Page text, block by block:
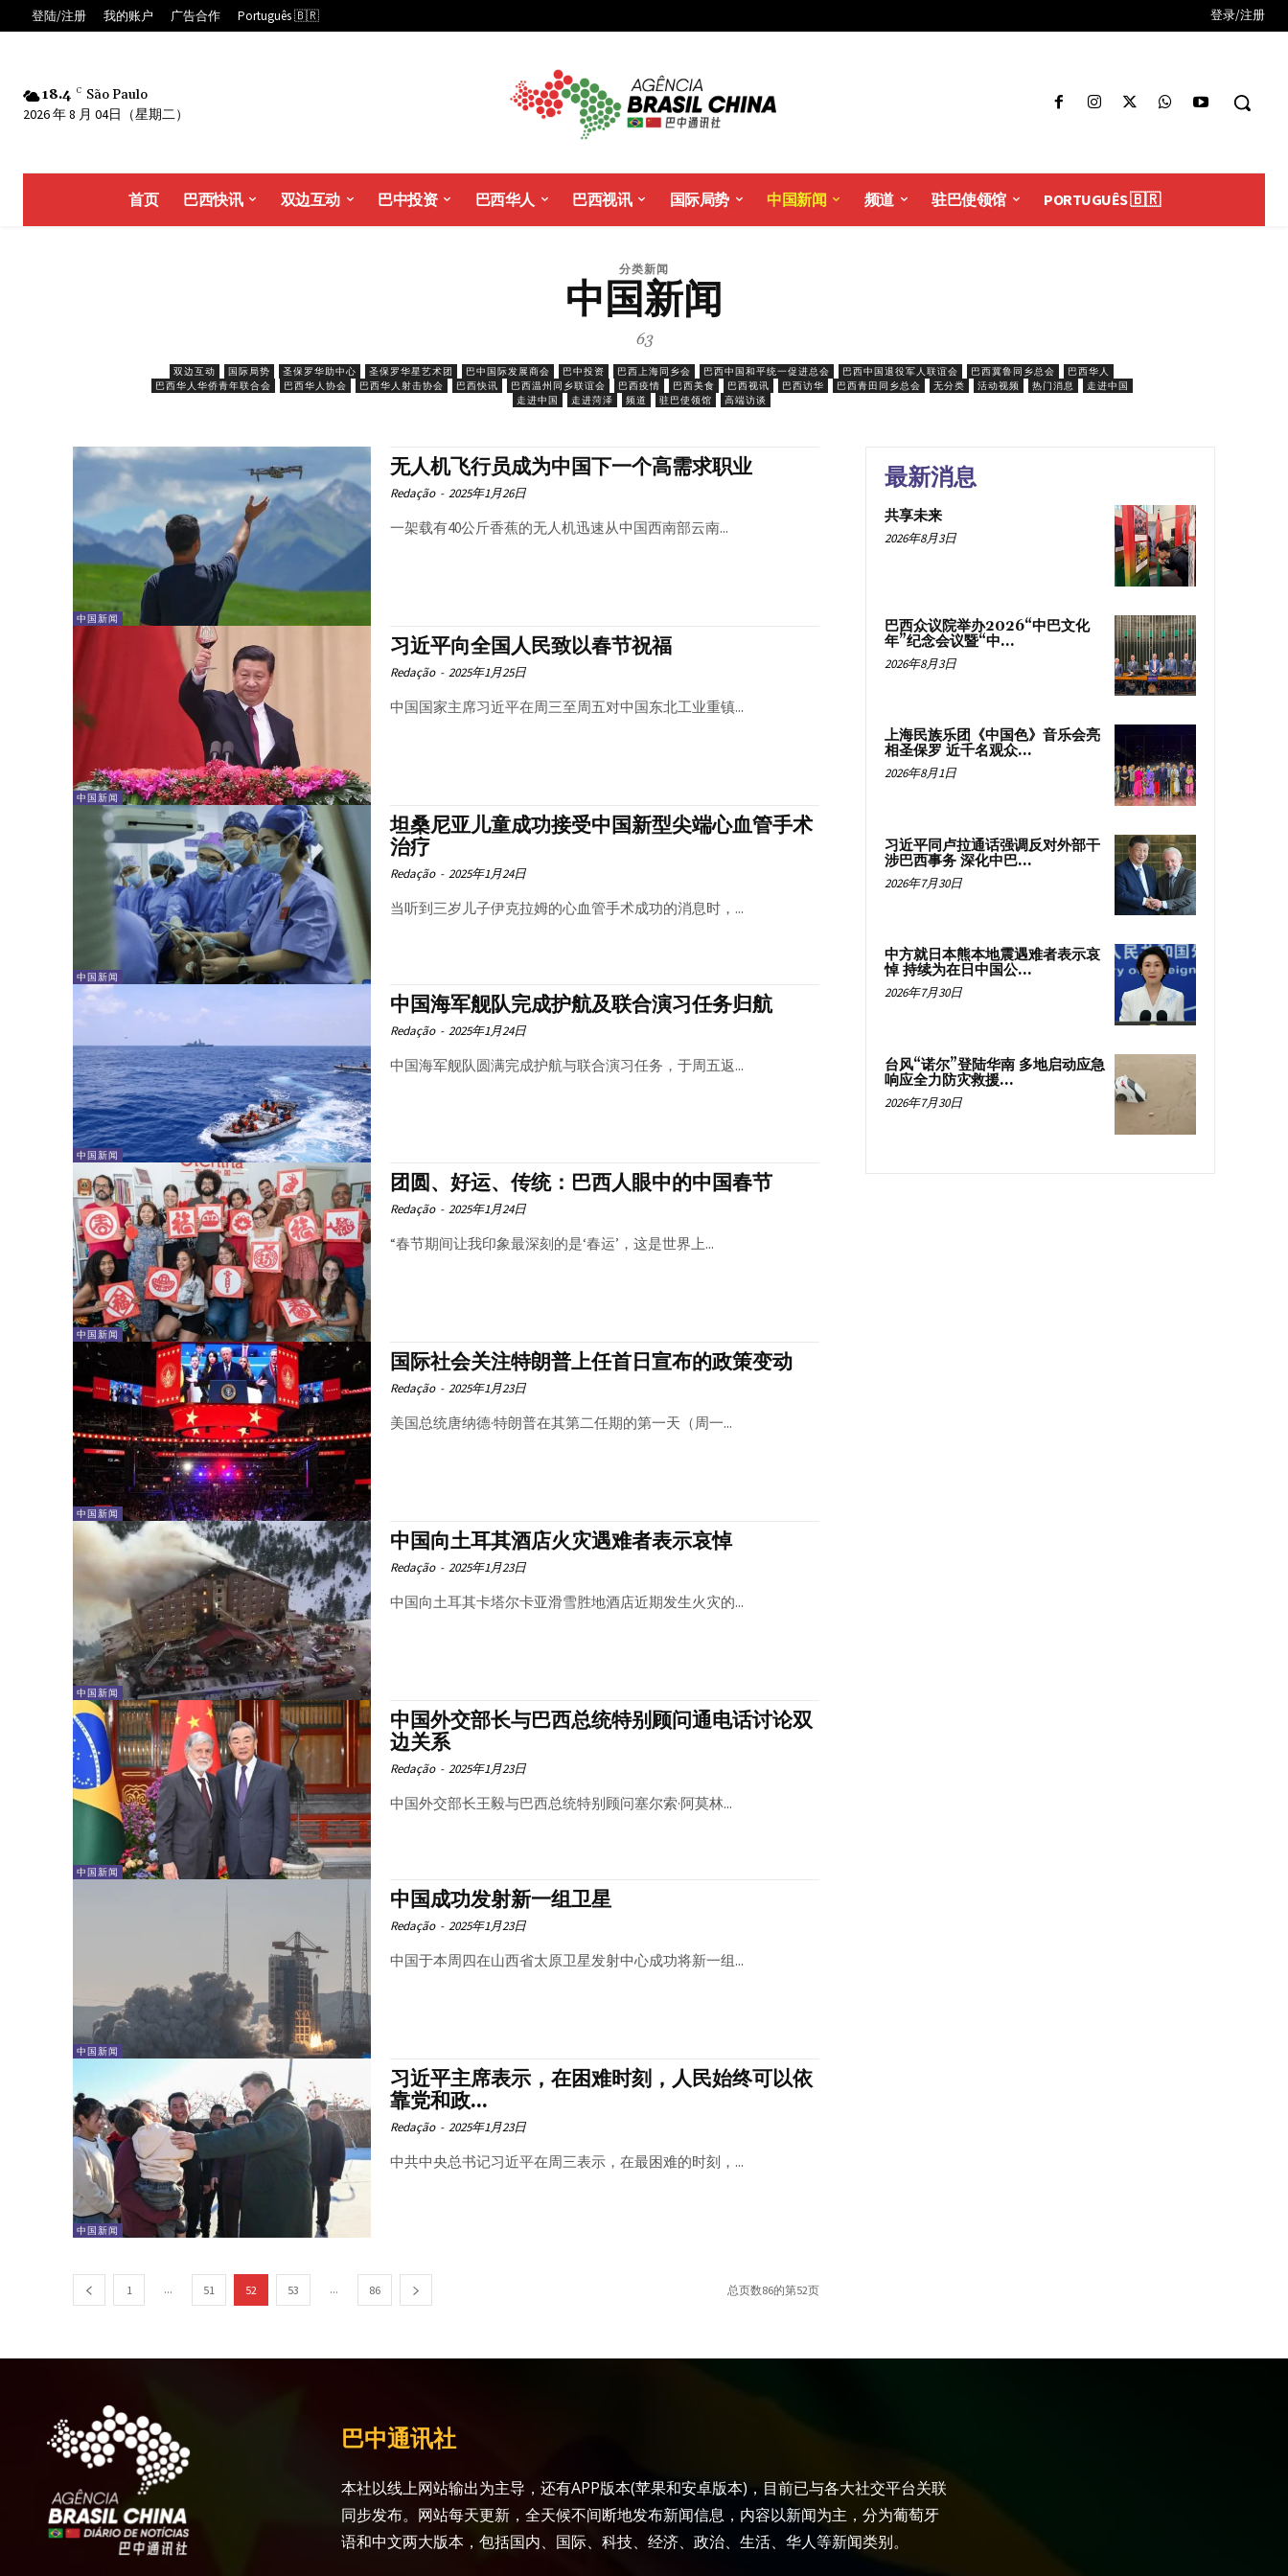
登陆/注册 我的账户 广告合作 Português 🇧🇷 登录/注册
18.4 C São Paulo
2026 年 8 月 04日（星期二）
首页 巴西快讯 双边互动 巴中投资 巴西华人 巴西视讯 国际局势 中国新闻 频道 驻巴使领馆 PORTUGUÊS 🇧🇷
分类新闻
中国新闻
63
双边互动 国际局势 圣保罗华助中心 圣保罗华星艺术团 巴中国际发展商会 巴中投资 巴西上海同乡会 巴西中国和平统一促进总会 巴西中国退役军人联谊会 巴西冀鲁同乡总会
巴西华人
巴西华人华侨青年联合会
巴西华人协会 巴西华人射击协会 巴西快讯 巴西温州同乡联谊会 巴西疫情 巴西美食 巴西视讯 巴西访华 巴西青田同乡总会 无分类 活动视频 热门消息
走进中国
走进中国
走进菏泽 频道 驻巴使领馆 高端访谈
中国新闻
无人机飞行员成为中国下一个高需求职业
Redação - 2025年1月26日
一架载有40公斤香蕉的无人机迅速从中国西南部云南...
中国新闻
习近平向全国人民致以春节祝福
Redação - 2025年1月25日
中国国家主席习近平在周三至周五对中国东北工业重镇...
中国新闻
坦桑尼亚儿童成功接受中国新型尖端心血管手术
治疗
Redação - 2025年1月24日
当听到三岁儿子伊克拉姆的心血管手术成功的消息时，...
中国新闻
中国海军舰队完成护航及联合演习任务归航
Redação - 2025年1月24日
中国海军舰队圆满完成护航与联合演习任务，于周五返...
中国新闻
团圆、好运、传统：巴西人眼中的中国春节
Redação - 2025年1月24日
“春节期间让我印象最深刻的是‘春运’，这是世界上...
中国新闻
国际社会关注特朗普上任首日宣布的政策变动
Redação - 2025年1月23日
美国总统唐纳德·特朗普在其第二任期的第一天（周一...
中国新闻
中国向土耳其酒店火灾遇难者表示哀悼
Redação - 2025年1月23日
中国向土耳其卡塔尔卡亚滑雪胜地酒店近期发生火灾的...
中国新闻
中国外交部长与巴西总统特别顾问通电话讨论双
边关系
Redação - 2025年1月23日
中国外交部长王毅与巴西总统特别顾问塞尔索·阿莫林...
中国新闻
中国成功发射新一组卫星
Redação - 2025年1月23日
中国于本周四在山西省太原卫星发射中心成功将新一组...
中国新闻
习近平主席表示，在困难时刻，人民始终可以依
靠党和政...
Redação - 2025年1月23日
中共中央总书记习近平在周三表示，在最困难的时刻，...
1 ... 51 52 53 ... 86 总页数86的第52页
最新消息
共享未来
2026年8月3日
巴西众议院举办2026“中巴文化
年”纪念会议暨“中...
2026年8月3日
上海民族乐团《中国色》音乐会亮
相圣保罗 近千名观众...
2026年8月1日
习近平同卢拉通话强调反对外部干
涉巴西事务 深化中巴...
2026年7月30日
中方就日本熊本地震遇难者表示哀
悼 持续为在日中国公...
2026年7月30日
台风“诺尔”登陆华南 多地启动应急
响应全力防灾救援...
2026年7月30日
巴中通讯社
本社以线上网站输出为主导，还有APP版本(苹果和安卓版本)，目前已与各大社交平台关联
同步发布。网站每天更新，全天候不间断地发布新闻信息，内容以新闻为主，分为葡萄牙
语和中文两大版本，包括国内、国际、科技、经济、政治、生活、华人等新闻类别。